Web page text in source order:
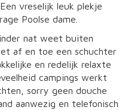
vreselijk leuk plekje
Poolse dame.
nat weet buiten
af en toe een schuchter
en redelijk relaxte
campings werkt
sorry geen douche
aanwezig en telefonisch